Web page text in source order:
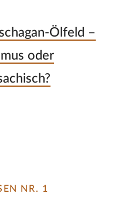
Ölfeld –
oder
NR. 1